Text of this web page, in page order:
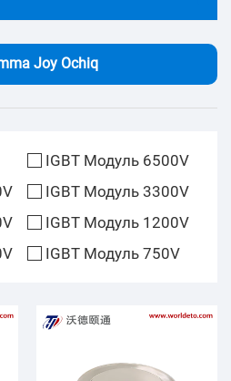
Joy Ochiq
IGBT Модуль 6500V
IGBT Модуль 3300V
IGBT Модуль 1200V
IGBT Модуль 750V